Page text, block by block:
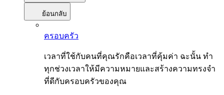
ย้อนกลับ
ครอบครัว
เวลาที่ใช้กับคนที่คุณรักคือเวลาที่คุ้มค่า ฉะนั้น ทำ
ทุกช่วงเวลาให้มีความหมายและสร้างความทรงจำ
ที่ดีกับครอบครัวของคุณ